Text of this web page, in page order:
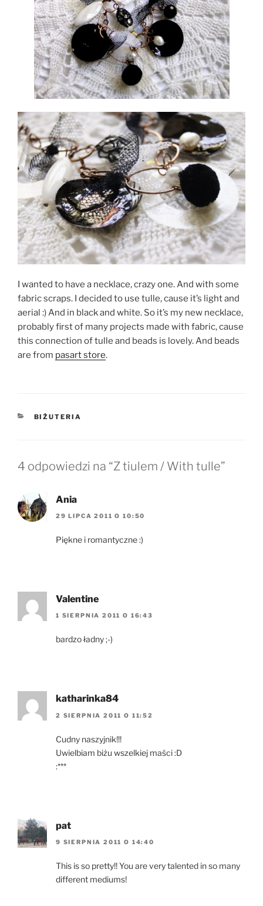
I wanted to have a necklace, crazy one. And with some
fabric scraps. I decided to use tulle, cause it’s light and
aerial :) And in black and white. So it’s my new necklace,
probably first of many projects made with fabric, cause
this connection of tulle and beads is lovely. And beads
are from pasart store.
KATEGORIE
BIŻUTERIA
4 odpowiedzi na “Z tiulem / With tulle”
Ania
29 LIPCA 2011 O 10:50
Piękne i romantyczne :)
Valentine
1 SIERPNIA 2011 O 16:43
bardzo ładny ;-)
katharinka84
2 SIERPNIA 2011 O 11:52
Cudny naszyjnik!!!
Uwielbiam biżu wszelkiej maści :D
:***
pat
9 SIERPNIA 2011 O 14:40
This is so pretty!! You are very talented in so many
different mediums!